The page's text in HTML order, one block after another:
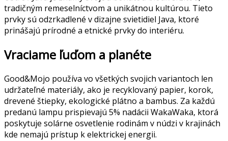
tradičným remeselníctvom a unikátnou kultúrou. Tieto
prvky sú odzrkadlené v dizajne svietidiel Java, ktoré
prinášajú prírodné a etnické prvky do interiéru.
Vraciame ľuďom a planéte
Good&Mojo používa vo všetkých svojich variantoch len
udržateľné materiály, ako je recyklovaný papier, korok,
drevené štiepky, ekologické plátno a bambus. Za každú
predanú lampu prispievajú 5% nadácii WakaWaka, ktorá
poskytuje solárne osvetlenie rodinám v núdzi v krajinách
kde nemajú prístup k elektrickej energii.